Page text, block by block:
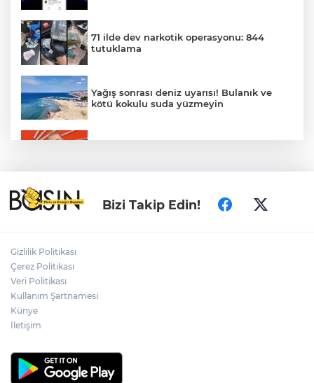
71 ilde dev narkotik operasyonu: 844
tutuklama
Yağış sonrası deniz uyarısı! Bulanık ve
kötü kokulu suda yüzmeyin
Türkiye ile Vietnam arasında 'hava'da
yeni dönem... Sefer kapasitesi artırıldı
Bizi Takip Edin!
Gizlilik Politikası
Çerez Politikası
Veri Politikası
Kullanım Şartnamesi
Künye
İletişim